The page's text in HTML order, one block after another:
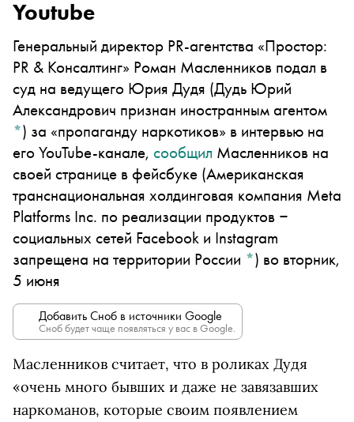
Youtube
Генеральный директор PR-агентства «Простор:
PR & Консалтинг» Роман Масленников подал в
суд на ведущего Юрия Дудя (Дудь Юрий
Александрович признан иностранным агентом
*) за «пропаганду наркотиков» в интервью на
его YouTube-канале, сообщил Масленников на
своей странице вфейсбуке (Американская
транснациональная холдинговая компания Meta
Platforms Inc. по реализации продуктов ‒
социальных сетей Facebook и Instagram
запрещена на территории России *) во вторник,
5 июня
Добавить Сноб в источники Google
Сноб будет чаще появляться у вас в Google.
Масленников считает, что в роликах Дудя
«очень много бывших и даже не завязавших
наркоманов, которые своим появлением